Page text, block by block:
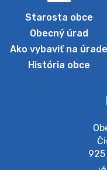
Zber
Oznamujeme
prebehne zber
obyvateľov, aby
Oznámenie o
Oznamujeme Vám,
niektorých častiach
Starosta obce
Obecný úrad
Ako vybaviť na úrade
História obce
925